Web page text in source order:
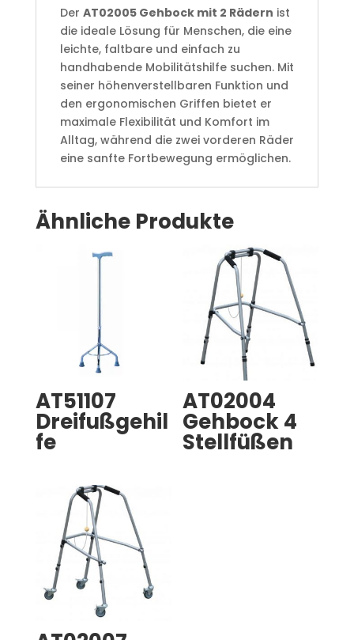
Der AT02005 Gehbock mit 2 Rädern ist
die ideale Lösung für Menschen, die eine
leichte, faltbare und einfach zu
handhabende Mobilitätshilfe suchen. Mit
seiner höhenverstellbaren Funktion und
den ergonomischen Griffen bietet er
maximale Flexibilität und Komfort im
Alltag, während die zwei vorderen Räder
eine sanfte Fortbewegung ermöglichen.
Ähnliche Produkte
AT51107
Dreifußgehil
fe
AT02004
Gehbock 4
Stellfüßen